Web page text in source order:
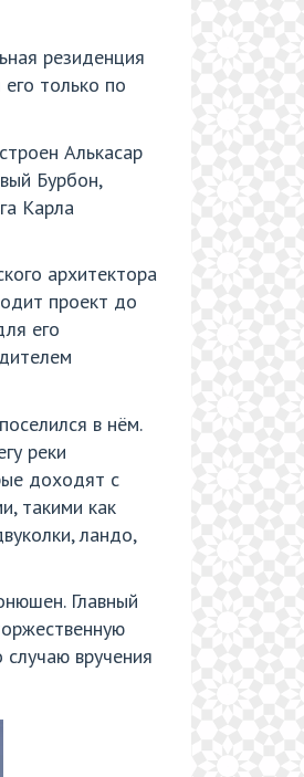
резиденция
только по
Алькасар
Бурбон,
Карла
архитектора
проект до
его
в нём.
реки
доходят с
такими как
ландо,
Главный
вручения